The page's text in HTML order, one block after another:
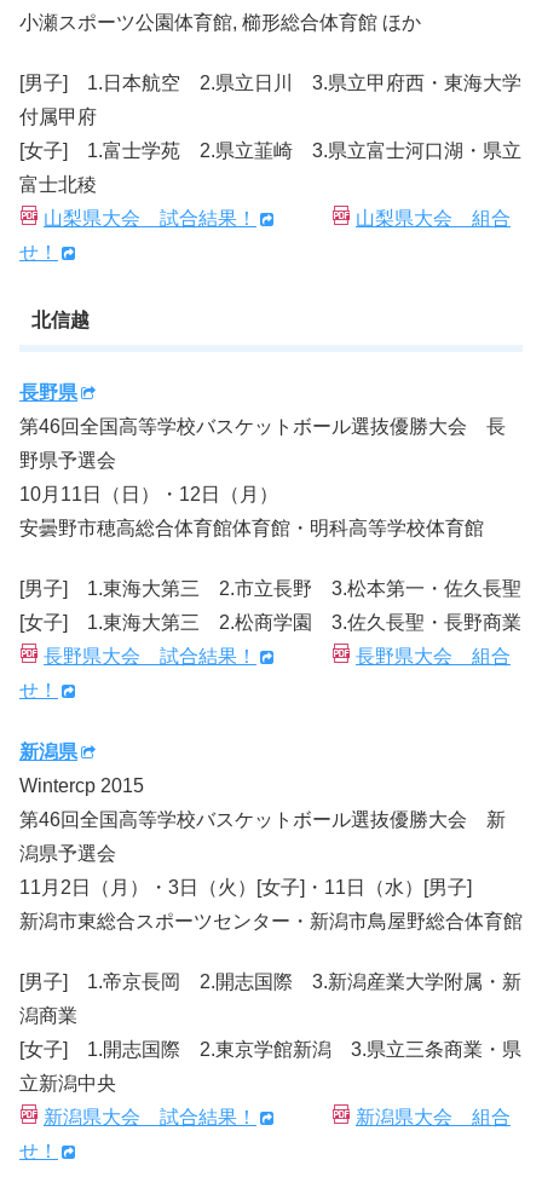
小瀬スポーツ公園体育館, 櫛形総合体育館 ほか
[男子] 1.日本航空 2.県立日川 3.県立甲府西・東海大学
付属甲府
[女子] 1.富士学苑 2.県立韮崎 3.県立富士河口湖・県立
富士北稜
山梨県大会 試合結果！
山梨県大会 組合
せ！
北信越
長野県
第46回全国高等学校バスケットボール選抜優勝大会 長
野県予選会
10月11日（日）・12日（月）
安曇野市穂高総合体育館体育館・明科高等学校体育館
[男子] 1.東海大第三 2.市立長野 3.松本第一・佐久長聖
[女子] 1.東海大第三 2.松商学園 3.佐久長聖・長野商業
長野県大会 試合結果！
長野県大会 組合
せ！
新潟県
Wintercp 2015
第46回全国高等学校バスケットボール選抜優勝大会 新
潟県予選会
11月2日（月）・3日（火）[女子]・11日（水）[男子]
新潟市東総合スポーツセンター・新潟市鳥屋野総合体育館
[男子] 1.帝京長岡 2.開志国際 3.新潟産業大学附属・新
潟商業
[女子] 1.開志国際 2.東京学館新潟 3.県立三条商業・県
立新潟中央
新潟県大会 試合結果！
新潟県大会 組合
せ！